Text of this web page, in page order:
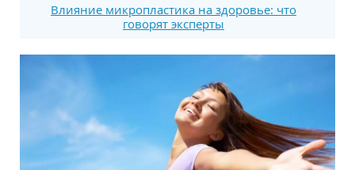
Влияние микропластика на здоровье: что
говорят эксперты